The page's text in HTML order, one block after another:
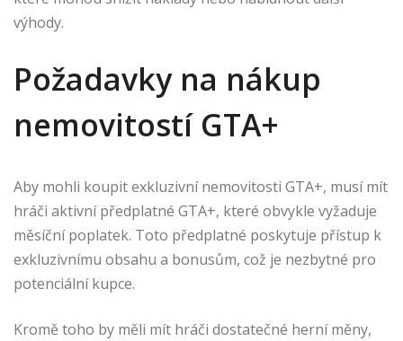
výhody.
Požadavky na nákup
nemovitostí GTA+
Aby mohli koupit exkluzivní nemovitosti GTA+, musí mít
hráči aktivní předplatné GTA+, které obvykle vyžaduje
měsíční poplatek. Toto předplatné poskytuje přístup k
exkluzivnímu obsahu a bonusům, což je nezbytné pro
potenciální kupce.
Kromě toho by měli mít hráči dostatečné herní měny,